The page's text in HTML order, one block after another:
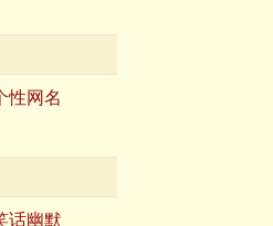
性网名
话幽默